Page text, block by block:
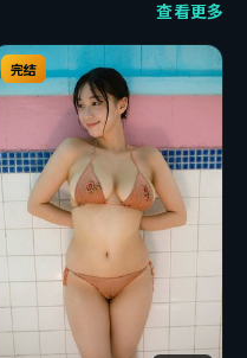
查看更多
完结